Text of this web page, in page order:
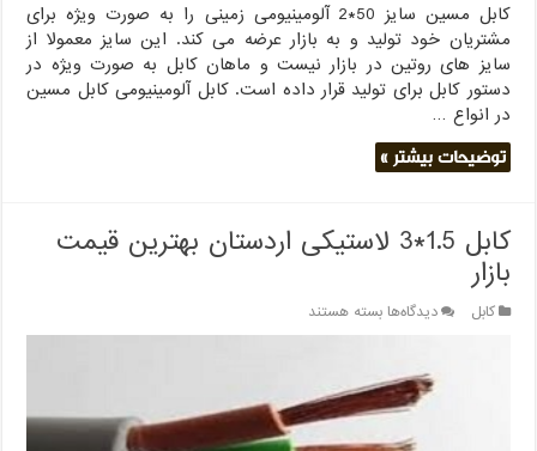
کابل مسین سایز 50*2 آلومینیومی زمینی را به صورت ویژه برای
مشتریان خود تولید و به بازار عرضه می کند. این سایز معمولا از
سایز های روتین در بازار نیست و ماهان کابل به صورت ویژه در
دستور کابل برای تولید قرار داده است. کابل آلومینیومی کابل مسین
در انواع …
توضیحات بیشتر »
کابل 1.5*3 لاستیکی اردستان بهترین قیمت
بازار
کابل دیدگاه‌هابرای
کابل
اردستان
بهترین
قیمت
بسته هستند